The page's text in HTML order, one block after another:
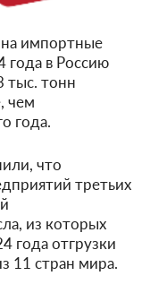
импортные
года в Россию
тыс. тонн
чем
года.
что
третьих
из которых
года отгрузки
11 стран мира.